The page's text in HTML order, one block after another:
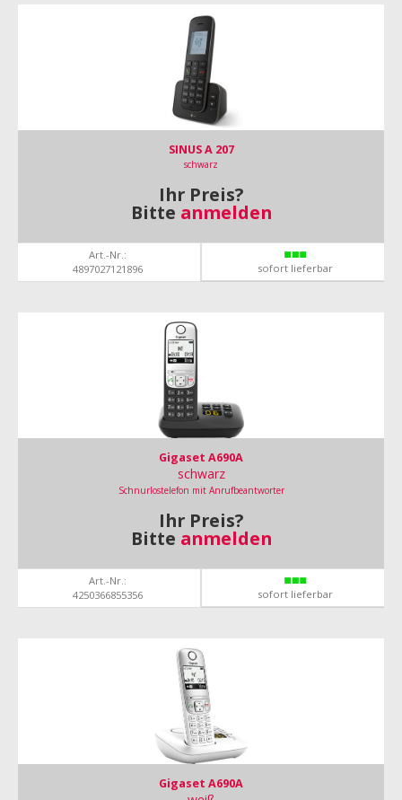
SINUS A 207
schwarz
Ihr Preis?
Bitte anmelden
Art.-Nr.:
4897027121896
sofort lieferbar
Gigaset A690A
schwarz
Schnurlostelefon mit Anrufbeantworter
Ihr Preis?
Bitte anmelden
Art.-Nr.:
4250366855356
sofort lieferbar
Gigaset A690A